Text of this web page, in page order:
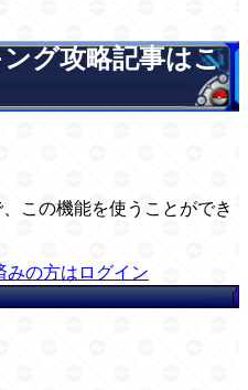
グ攻略記事はこ
この機能を使うことができ
みの方はログイン